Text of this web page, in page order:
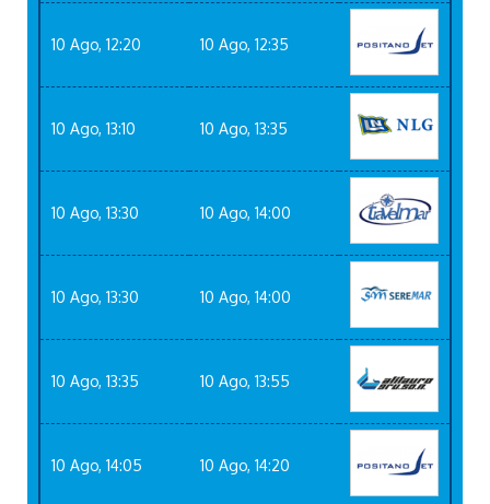
10 Ago, 12:20 10 Ago, 12:35
10 Ago, 13:10 10 Ago, 13:35
10 Ago, 13:30 10 Ago, 14:00
10 Ago, 13:30 10 Ago, 14:00
10 Ago, 13:35 10 Ago, 13:55
10 Ago, 14:05 10 Ago, 14:20